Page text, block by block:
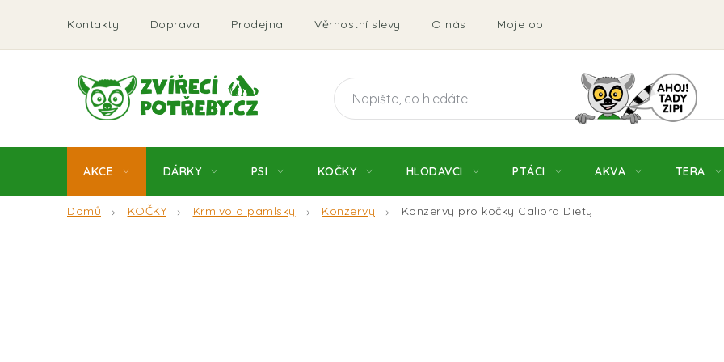
obsah
Kontakty Doprava Prodejna Věrnostní slevy O nás Moje objednávka Obchodní
AKCE DÁRKY PSI KOČKY HLODAVCI PTÁCI AKVA TERA
Domů KOČKY Krmivo a pamlsky Konzervy Konzervy pro kočky Calibra Diety